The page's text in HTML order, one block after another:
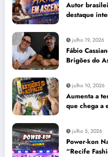
Autor
destaque
julho 19, 2026
Fábio
Brigões do
julho 10, 2026
Aumenta a
que chega a
julho 5, 2026
Power-kon
“Recife